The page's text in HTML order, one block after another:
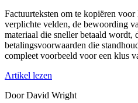
Factuurteksten om te kopiëren
verplichte velden, de bewoording
materiaal die sneller betaald wordt,
betalingsvoorwaarden die
compleet voorbeeld voor een klus
Artikel lezen
Door David Wright